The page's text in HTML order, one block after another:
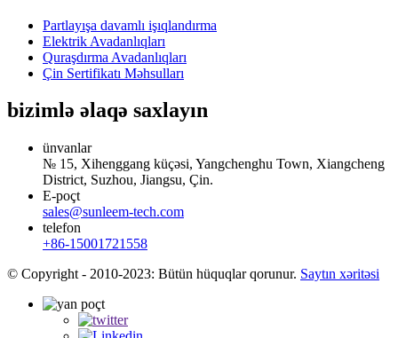
Partlayışa davamlı işıqlandırma
Elektrik Avadanlıqları
Quraşdırma Avadanlıqları
Çin Sertifikatı Məhsulları
bizimlə əlaqə saxlayın
ünvanlar
№ 15, Xihenggang küçəsi, Yangchenghu Town, Xiangcheng
District, Suzhou, Jiangsu, Çin.
E-poçt
sales@sunleem-tech.com
telefon
+86-15001721558
© Copyright - 2010-2023: Bütün hüquqlar qorunur. Saytın xəritəsi